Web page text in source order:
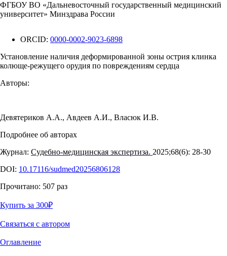
ФГБОУ ВО «Дальневосточный государственный медицинский
университет» Минздрава России
ORCID: 0000-0002-9023-6898
Установление наличия деформированной зоны острия клинка
колюще-режущего орудия по повреждениям сердца
Авторы:
Девятериков А.А., Авдеев А.И., Власюк И.В.
Подробнее об авторах
Журнал: Судебно-медицинская экспертиза. 2025;68(6): 28‑30
DOI: 10.17116/sudmed20256806128
Прочитано: 507 раз
Купить за 300₽
Связаться с автором
Оглавление